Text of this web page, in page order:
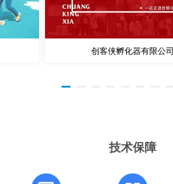
创客侠孵化器有限公司
技术保障